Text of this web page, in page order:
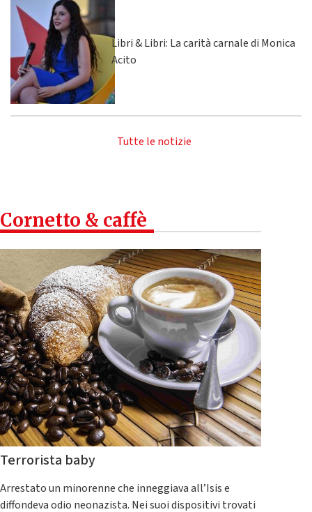
Libri & Libri: La carità carnale di Monica
Acito
Tutte le notizie
Cornetto & caffè
Terrorista baby
Arrestato un minorenne che inneggiava all’Isis e
diffondeva odio neonazista. Nei suoi dispositivi trovati